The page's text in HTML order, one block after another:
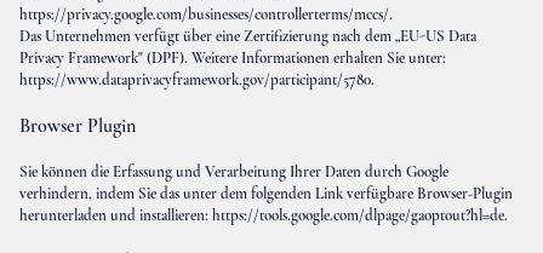
https://privacy.google.com/businesses/controllerterms/mccs/.
Das Unternehmen verfügt über eine Zertifizierung nach dem „EU-US Data
Privacy Framework" (DPF). Weitere Informationen erhalten Sie unter:
https://www.dataprivacyframework.gov/participant/5780.
Browser Plugin
Sie können die Erfassung und Verarbeitung Ihrer Daten durch Google
verhindern, indem Sie das unter dem folgenden Link verfügbare Browser-Plugin
herunterladen und installieren:https://tools.google.com/dlpage/gaoptout?hl=de.